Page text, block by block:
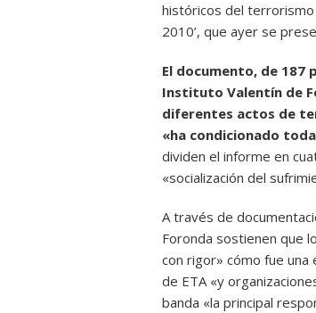
históricos del terrorismo
2010’, que ayer se
El documento, de
Instituto Valentín de
diferentes actos de
«ha condicionado
dividen el informe en
«socialización del
A través de
Foronda sostienen que
con rigor» cómo fue una
de ETA «y
banda «la principal